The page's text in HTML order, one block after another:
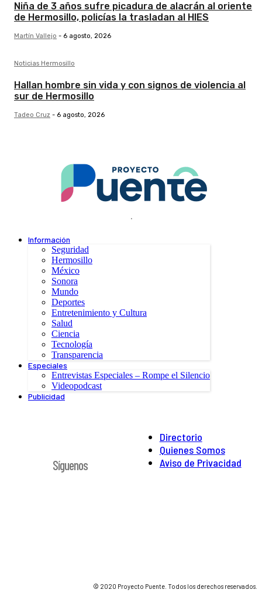
Niña de 3 años sufre picadura de alacrán al oriente
de Hermosillo, policías la trasladan al HIES
Martín Vallejo - 6 agosto, 2026
Noticias Hermosillo
Hallan hombre sin vida y con signos de violencia al
sur de Hermosillo
Tadeo Cruz - 6 agosto, 2026
.
Información
Seguridad
Hermosillo
México
Sonora
Mundo
Deportes
Entretenimiento y Cultura
Salud
Ciencia
Tecnología
Transparencia
Especiales
Entrevistas Especiales – Rompe el Silencio
Videopodcast
Publicidad
Directorio
Quienes Somos
Aviso de Privacidad
Síguenos
© 2020 Proyecto Puente. Todos los derechos reservados.